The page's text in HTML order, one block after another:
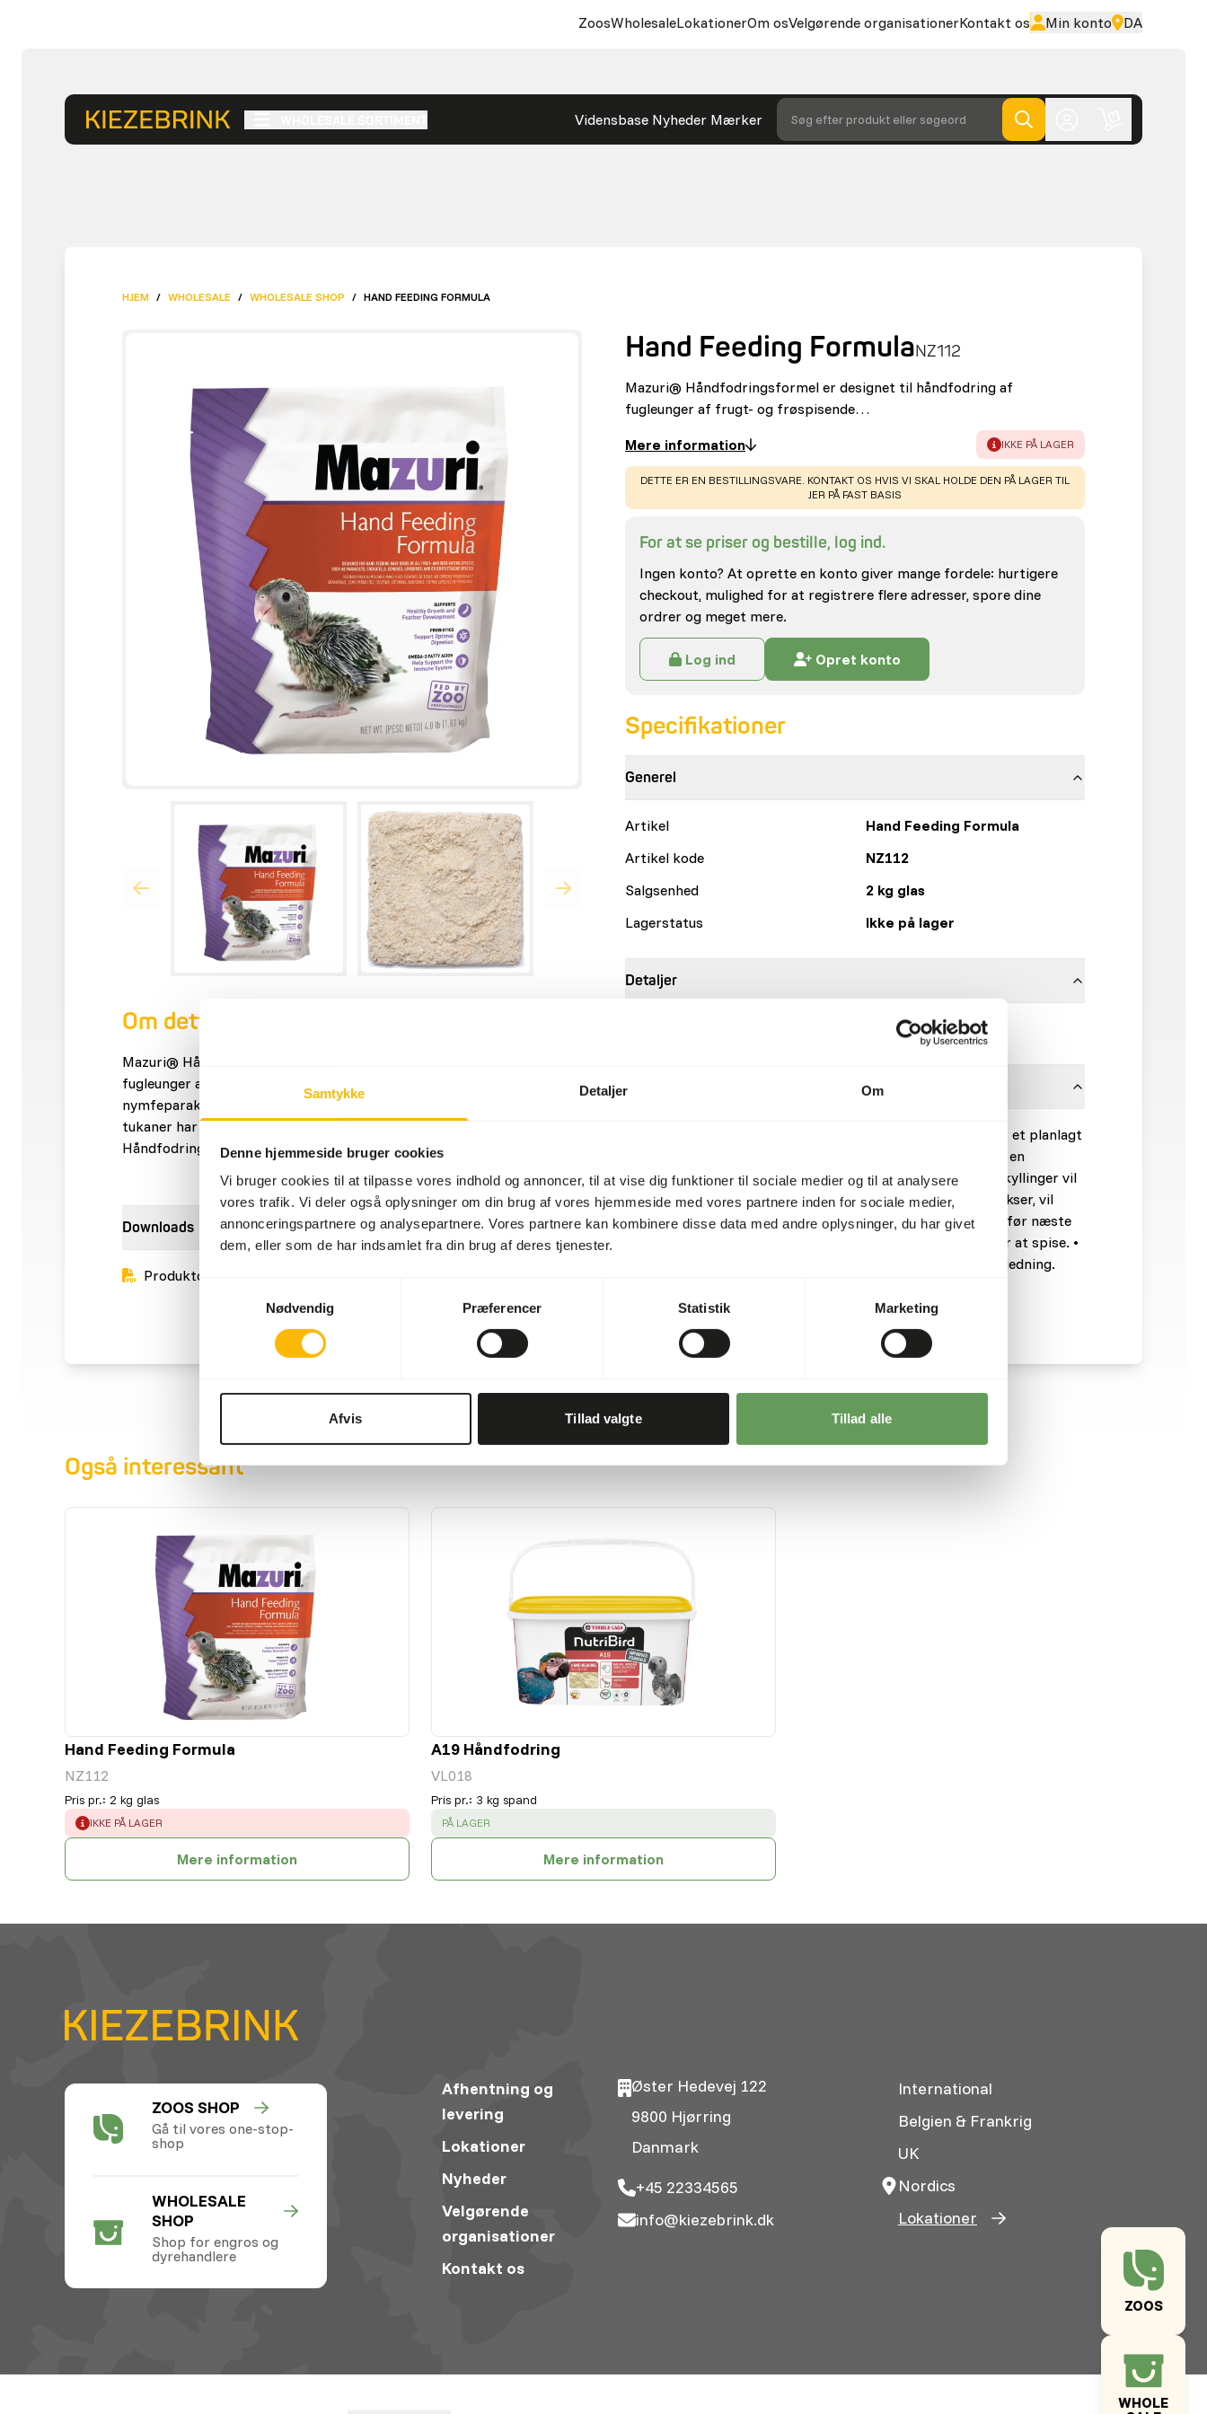
Samtykke Detaljer Om
Denne hjemmeside bruger cookies
Vi bruger cookies til at tilpasse vores indhold og annoncer, til at vise dig funktioner til sociale medier og til at analysere
vores trafik. Vi deler også oplysninger om din brug af vores hjemmeside med vores partnere inden for sociale medier,
annonceringspartnere og analysepartnere. Vores partnere kan kombinere disse data med andre oplysninger, du har givet
dem, eller som de har indsamlet fra din brug af deres tjenester.
Nødvendig
Præferencer Statistik Marketing
Afvis Tillad valgte Tillad alle
ZoosWholesaleLokationerOm osVelgørende organisationerKontakt os Min konto DA
Vidensbase Nyheder Mærker Søg efter produkt eller søgeord
ZOOS
WHOLE
HJEM / WHOLESALE / WHOLESALE SHOP / HAND FEEDING FORMULA
Om dette produkt
Mazuri® Håndfodringsformel er designet til håndfodring af
fugleunger af frugt- og frøspisende arter, såsom parakitter,
nymfeparakitter, conures, turtelduer og andre papegøjearter. Til
tukaner har vi et specialiseret produkt: Mazuri® Ramphastid
Håndfodring (NZ113).
Downloads
Produktdatablad
Hand Feeding FormulaNZ112
Mazuri® Håndfodringsformel er designet til håndfodring af
fugleunger af frugt- og frøspisende…
Mere information
ERROR:
IKKE PÅ LAGER
WARNING
DETTE ER EN BESTILLINGSVARE. KONTAKT OS HVIS VI SKAL HOLDE DEN PÅ LAGER TIL
JER PÅ FAST BASIS
For at se priser og bestille, log ind.
Ingen konto? At oprette en konto giver mange fordele: hurtigere
checkout, mulighed for at registrere flere adresser, spore dine
ordrer og meget mere.
Log ind Opret konto
Specifikationer
Generel
Artikel
Hand Feeding Formula
Artikel kode
NZ112
Salgsenhed
2 kg glas
Lagerstatus
Ikke på lager
Detaljer
Mazuri
Ernæringsråd
FODR ALDRIG TØRT PULVER • For den bedste pleje, etablér et planlagt
fodringsprogram efter hygiejnepraksis. Bland med vand til en
passende konsistens til den kyllings alder, du fodrer. Unge kyllinger vil
have brug for mere vand. • Efterhånden som kyllingerne vokser, vil
fodringshyppigheden falde. Lad kyllingen tømme kyllingen før næste
fodring. Fodre, indtil kyllingen er fuld, eller kyllingen nægter at spise. •
Se databladet for flere detaljer om blanding og fodringsvejledning.
Også interessant
Hand Feeding Formula
NZ112
Pris pr.: 2 kg glas
ERROR:
IKKE PÅ LAGER
Mere information
A19 Håndfodring
VL018
Pris pr.: 3 kg spand
SUCCESS
PÅ LAGER
Mere information
ZOOS SHOP
Gå til vores one-stop-
shop
WHOLESALE
SHOP
Shop for engros og
dyrehandlere
Afhentning og
levering
Lokationer
Nyheder
Velgørende
organisationer
Kontakt os
Øster Hedevej 122
9800 Hjørring
Danmark
+45 22334565
info@kiezebrink.dk
International
Belgien & Frankrig
UK
Nordics
Lokationer